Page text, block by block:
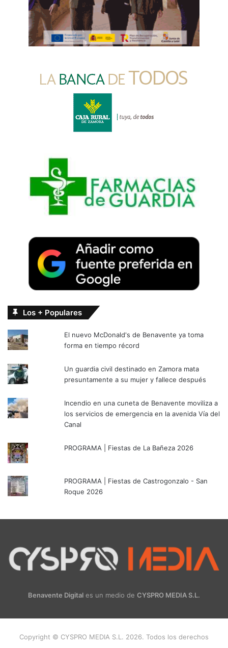
Los + Populares
El nuevo McDonald's de Benavente ya toma
forma en tiempo récord
Un guardia civil destinado en Zamora mata
presuntamente a su mujer y fallece después
Incendio en una cuneta de Benavente moviliza a
los servicios de emergencia en la avenida Vía del
Canal
PROGRAMA | Fiestas de La Bañeza 2026
PROGRAMA | Fiestas de Castrogonzalo - San
Roque 2026
Benavente Digital es un medio de CYSPRO MEDIA S.L.
Copyright © CYSPRO MEDIA S.L. 2026. Todos los derechos